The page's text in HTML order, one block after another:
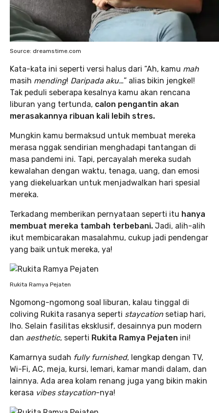
Source: dreamstime.com
Kata-kata ini seperti versi halus dari “Ah, kamu mah
masih mending! Daripada aku…” alias bikin jengkel!
Tak peduli seberapa kesalnya kamu akan rencana
liburan yang tertunda, calon pengantin akan
merasakannya ribuan kali lebih stres.
Mungkin kamu bermaksud untuk membuat mereka
merasa nggak sendirian menghadapi tantangan di
masa pandemi ini. Tapi, percayalah mereka sudah
kewalahan dengan waktu, tenaga, uang, dan emosi
yang diekeluarkan untuk menjadwalkan hari spesial
mereka.
Terkadang memberikan pernyataan seperti itu hanya
membuat mereka tambah terbebani. Jadi, alih-alih
ikut membicarakan masalahmu, cukup jadi pendengar
yang baik untuk mereka, ya!
Rukita Ramya Pejaten
Ngomong-ngomong soal liburan, kalau tinggal di
coliving Rukita rasanya seperti staycation setiap hari,
lho. Selain fasilitas eksklusif, desainnya pun modern
dan aesthetic, seperti Rukita Ramya Pejaten ini!
Kamarnya sudah fully furnished, lengkap dengan TV,
Wi-Fi, AC, meja, kursi, lemari, kamar mandi dalam, dan
lainnya. Ada area kolam renang juga yang bikin makin
kerasa vibes staycation-nya!